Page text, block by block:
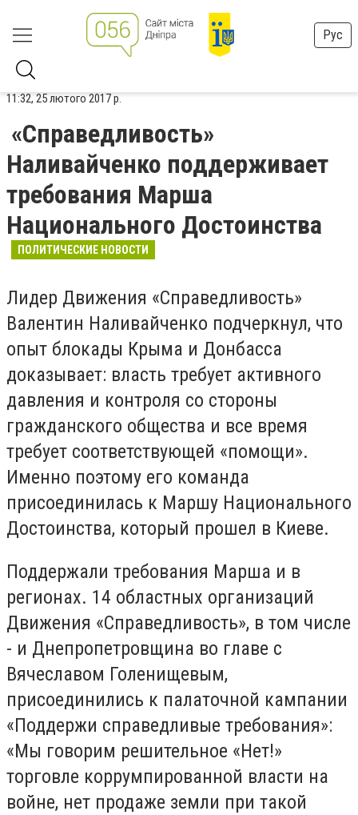
Рус
11:32, 25 лютого 2017 р.
«Справедливость»
Наливайченко поддерживает
требования Марша
Национального Достоинства
ПОЛИТИЧЕСКИЕ НОВОСТИ
Лидер Движения «Справедливость»
Валентин Наливайченко подчеркнул, что
опыт блокады Крыма и Донбасса
доказывает: власть требует активного
давления и контроля со стороны
гражданского общества и все время
требует соответствующей «помощи».
Именно поэтому его команда
присоединилась к Маршу Национального
Достоинства, который прошел в Киеве.
Поддержали требования Марша и в
регионах. 14 областных организаций
Движения «Справедливость», в том числе
- и Днепропетровщина во главе с
Вячеславом Голенищевым,
присоединились к палаточной кампании
«Поддержи справедливые требования»:
«Мы говорим решительное «Нет!»
торговле коррумпированной власти на
войне, нет продаже земли при такой